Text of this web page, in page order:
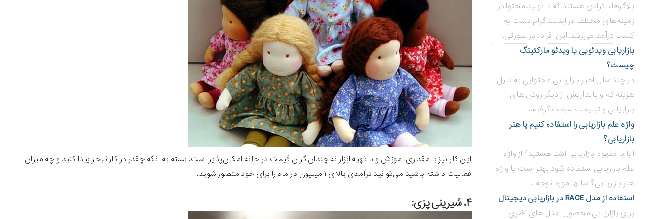
این کار نیز با مقداری آموزش و با تهیه ابزار نه چندان گران قیمت در خانه امکان‌پذیر است. بسته به آنکه چقدر در کار تبحر پیدا کنید و چه میزان
فعالیت داشته باشید می‌توانید درآمدی بالای ۱ میلیون در ماه را برای خود متصور شوید.
۴. شیرینی پزی:
بلاگر‌ها، افرادی هستند که با تولید محتوا در
زمینه‌های مختلف در اینستاگرام دست به
کسب درآمد می‌زنند. این افراد، در صورتی...
بازاریابی ویدئویی ‌یا ویدئو مارکتینگ
چیست؟
در چند سال اخیر بازاریابی محتوایی به دلیل
هزینه کم و پایداریش از دیگر روش های
بازاریابی و تبلیغات سبقت گرفته...
واژه علم بازاریابی را استفاده کنیم یا هنر
بازاریابی؟
آیا با مفهوم بازاریابی آشنا هستید؟ از واژه
علم بازاریابی استفاده شود بهتر است یا واژه
هنر بازاریابی؟ سالها مورد توجه...
استفاده از مدل RACE در بازاریابی دیجیتال
برای بازاریابی محصول مدل های نظری